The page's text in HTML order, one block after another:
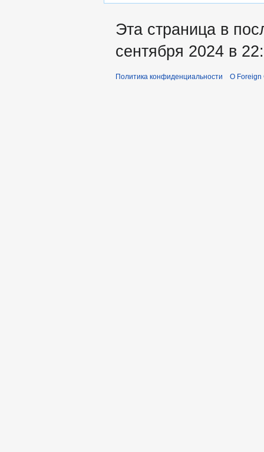
Эта страница в
сентября 2024 в
Политика конфиденциальности О Foreign